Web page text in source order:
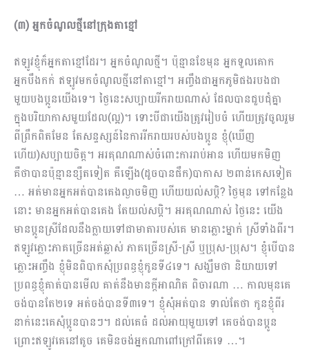
(៣) អ្នកចំណូលថ្មីនៅក្រុងតាខ្មៅ
ឥឡូវខ្ញុំក៏អ្នកតាខ្មៅដែរ។ អ្នកចំណូលថ្មី។ ប៉ុន្មានខែមុន អ្នកទួលគោក
អ្នកបឹងកក់​ ឥឡូវមកចំណូលថ្មីនៅតាខ្មៅ។ អញ្ចឹងជាអ្នកភូមិផងរបងជា
មួយបងប្អូនយើងទេ។ ថ្ងៃនេះសប្បាយរីករាយណាស់ ដែលបានជួបជុំគ្នា
ក្នុងបរិយាកាសមួយដែល(ល្អ)។ ទោះបីជាយើងត្រូវរៀបចំ ហើយត្រូវចូលរួម
ពីព្រឹកពិតមែន តែសន្ទស្សន៍នៃការរីករាយរបស់បងប្អូន ខ្ញុំ(ឃើញ
ហើយ)សប្បាយចិត្ត។ អរគុណណាស់ចំពោះការរាប់អាន ហើយមកមិញ
គឺថាបានប៉ុន្មានខ្សឺតទៀត គឺឡើង(ដូចបានផឹក)បាកាស ២ពាន់កេសទៀត
… អត់មានអ្នកអត់បានគេងល្ងាចមិញ ហើយយល់សប្តិ? ថ្ងៃមុន ទៅកន្លែង
នោះ មានអ្នកអត់បានគេង តែយល់សប្តិ។ អរគុណណាស់ ថ្ងៃនេះ យើង
មានប្អូនស្រីដែលនឹងក្លាយទៅជាមាតារបស់គេ មានភ្លោះម្នាក់ ស្រីទាំងពីរ។
ឥឡូវភ្លោះភាគច្រើនអត់ឆ្លាស់ ភាគច្រើនស្រី-ស្រី ឬប្រុស-ប្រុស។ ខ្ញុំបើបាន
ភ្លោះអញ្ចឹង ខ្ញុំមិនពិបាកសុំប្រពន្ធខ្ញុំកូនទី៤ទេ។ សង្ឃឹមថា និយាយទៅ
ប្រពន្ធខ្ញុំគាត់បានមើល គាត់នឹងមានក្ដីអាណិត ពិចារណា … កាលមុនគេ
ចង់បានតែ២ទេ អត់ចង់បានទី៣ទេ។ ខ្ញុំសុំអត់បាន ទាល់តែថា កូនខ្ញុំពីរ
នាក់នេះគេសុំប្អូនបានៗ។ ដល់គេធំ ដល់អាយុមួយទៅ គេចង់បានប្អូន
ព្រោះឥឡូវគេនៅតូច គេមិនចង់អ្នកណាពៅក្រៅពីគេទេ …។